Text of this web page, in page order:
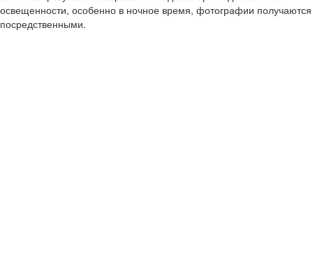
освещенности, особенно в ночное время, фотографии получаются
посредственными.